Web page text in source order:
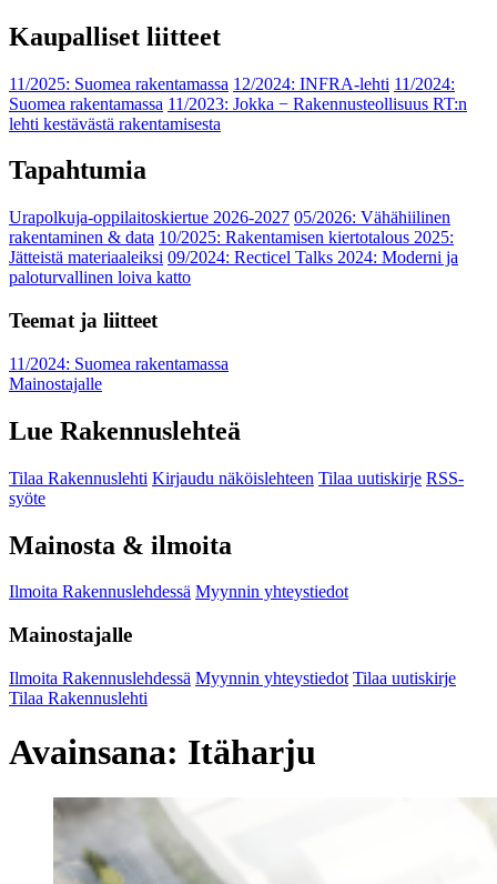
Kaupalliset liitteet
11/2025: Suomea rakentamassa 12/2024: INFRA-lehti 11/2024:
Suomea rakentamassa 11/2023: Jokka − Rakennusteollisuus RT:n
lehti kestävästä rakentamisesta
Tapahtumia
Urapolkuja-oppilaitoskiertue 2026-2027 05/2026: Vähähiilinen
rakentaminen & data 10/2025: Rakentamisen kiertotalous 2025:
Jätteistä materiaaleiksi 09/2024: Recticel Talks 2024: Moderni ja
paloturvallinen loiva katto
Teemat ja liitteet
11/2024: Suomea rakentamassa
Mainostajalle
Lue Rakennuslehteä
Tilaa Rakennuslehti Kirjaudu näköislehteen Tilaa uutiskirje RSS-
syöte
Mainosta & ilmoita
Ilmoita Rakennuslehdessä Myynnin yhteystiedot
Mainostajalle
Ilmoita Rakennuslehdessä Myynnin yhteystiedot Tilaa uutiskirje
Tilaa Rakennuslehti
Avainsana: Itäharju